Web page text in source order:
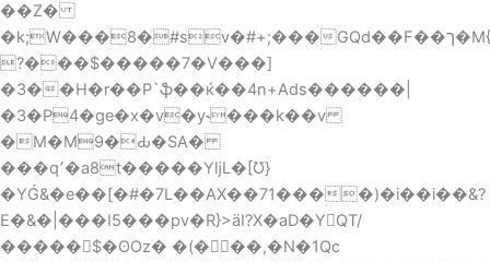
��Z�
�k;W���8�#sv�#+;���GQd��F��ך�M{��o!O�$��~�i/^��u��Κw�
?���$�����7�V���]
�3��H�r��P`ֆ��ќ��4n+Ads������|
�3�P4�ge�x�v�y˞���k��v
�M�M9�Ԃ�SA�
���q٬�a8t�����YǉL�[Ʊ}
�YǴ&�e��[�#�7L��AX��71����)�i��i��&?
E�&�|���I5���pv�R}>ӓI?X�aD�YQT/
�����$�ʘOz� �(�┙��,�N�1Qc